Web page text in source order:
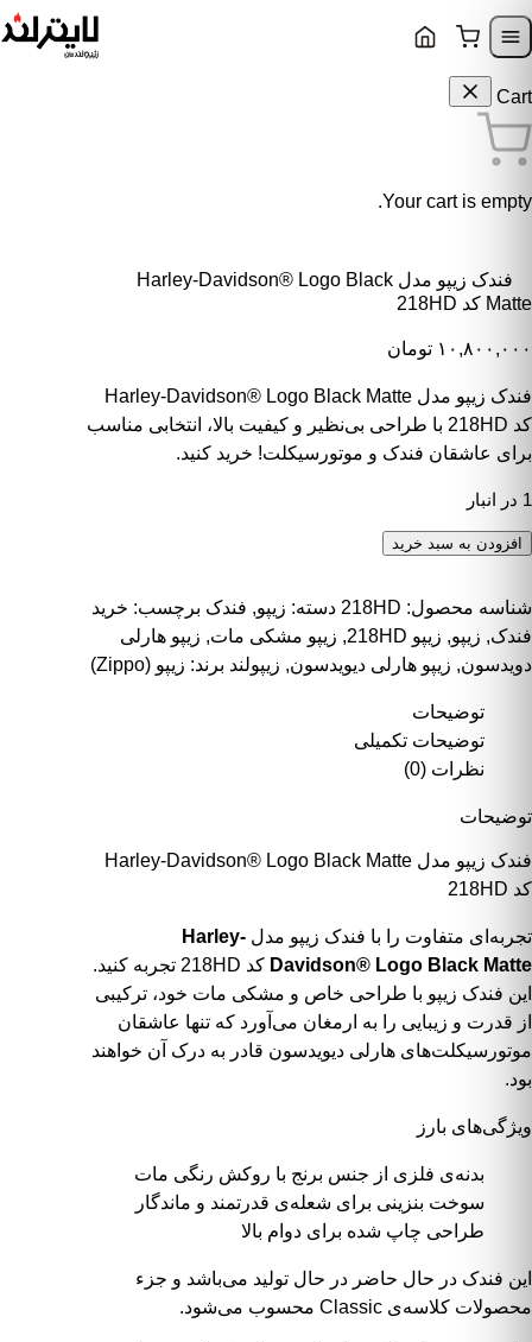
Skip to navigation
Cart
Your cart is empty.
فندک زیپو مدل Harley-Davidson® Logo Black
Matte کد 218HD
۱۰,۸۰۰,۰۰۰ تومان
فندک زیپو مدل Harley-Davidson® Logo Black Matte
کد 218HD با طراحی بی‌نظیر و کیفیت بالا، انتخابی مناسب
برای عاشقان فندک و موتورسیکلت! خرید کنید.
1 در انبار
فندک زیپو مدل Harley-Davidson® Logo Black Matte کد 218HD عدد
افزودن به سبد خرید
شناسه محصول: 218HD دسته: زیپو, فندک برچسب: خرید
فندک, زیپو, زیپو 218HD , زیپو مشکی مات, زیپو هارلی
دویدسون, زیپو هارلی دیویدسون, زیپولند برند: زیپو (Zippo)
توضیحات
توضیحات تکمیلی
نظرات (0)
توضیحات
فندک زیپو مدل Harley-Davidson® Logo Black Matte
کد 218HD
تجربه‌ای متفاوت را با فندک زیپو مدل Harley-
Davidson® Logo Black Matte
کد 218HD تجربه کنید.
این فندک زیپو با طراحی خاص و مشکی مات خود، ترکیبی
از قدرت و زیبایی را به ارمغان می‌آورد که تنها عاشقان
موتورسیکلت‌های هارلی دیویدسون قادر به درک آن خواهند
بود.
ویژگی‌های بارز
بدنه‌ی فلزی از جنس برنج با روکش رنگی مات
سوخت بنزینی برای شعله‌ی قدرتمند و ماندگار
طراحی چاپ شده برای دوام بالا
این فندک در حال حاضر در حال تولید می‌باشد و جزء
محصولات کلاسه‌ی Classic محسوب می‌شود.